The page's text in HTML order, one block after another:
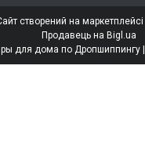
створений на маркетплейсі
Продавець на Bigl.ua
Интернет-магазин «МебеЛайм» - мебель и товары для дома по Дропшиппингу |